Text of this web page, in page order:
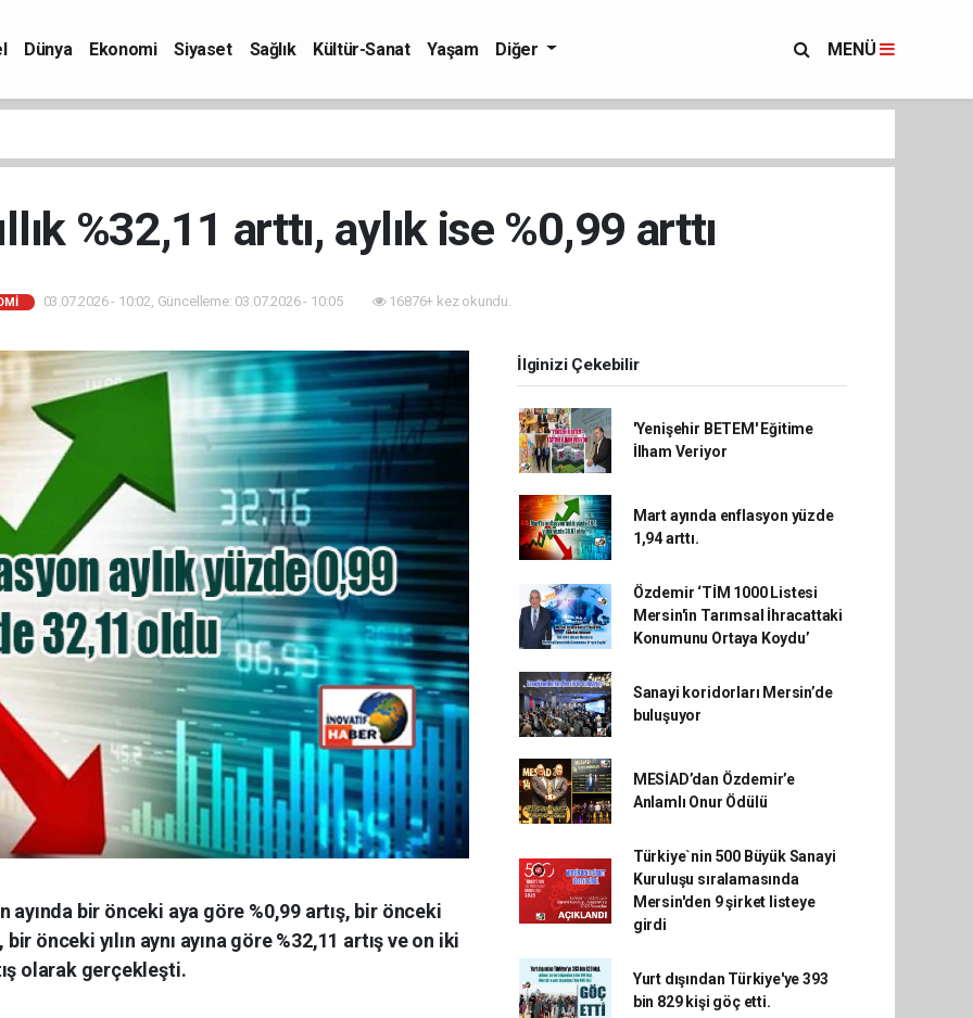
Dünya Ekonomi Siyaset Sağlık Kültür-Sanat Yaşam Diğer MENÜ
%32,11 arttı, aylık ise %0,99 arttı
03.07.2026 - 10:02, Güncelleme: 03.07.2026 - 10:05 16876+ kez okundu.
ayında bir önceki aya göre %0,99 artış, bir önceki
bir önceki yılın aynı ayına göre %32,11 artış ve on iki
olarak gerçekleşti.
İlginizi Çekebilir
'Yenişehir BETEM' Eğitime
İlham Veriyor
Mart ayında enflasyon yüzde
1,94 arttı.
Özdemir ‘TİM 1000 Listesi
Mersin'in Tarımsal İhracattaki
Konumunu Ortaya Koydu’
Sanayi koridorları Mersin’de
buluşuyor
MESİAD’dan Özdemir’e
Anlamlı Onur Ödülü
Türkiye`nin 500 Büyük Sanayi
Kuruluşu sıralamasında
Mersin'den 9 şirket listeye
girdi
Yurt dışından Türkiye'ye 393
bin 829 kişi göç etti.